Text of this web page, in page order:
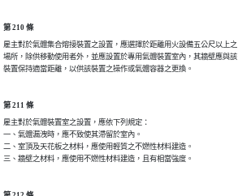
第 210 條
雇主對於氣體集合熔接裝置之設置，應選擇於距離用火設備五公尺以上之
場所，除供移動使用者外，並應設置於專用氣體裝置室內，其牆壁應與該
裝置保持適當距離，以供該裝置之操作或氣體容器之更換。
第 211 條
雇主對於氣體裝置室之設置，應依下列規定：
一、氣體漏洩時，應不致使其滯留於室內。
二、室頂及天花板之材料，應使用輕質之不燃性材料建造。
三、牆壁之材料，應使用不燃性材料建造，且有相當強度。